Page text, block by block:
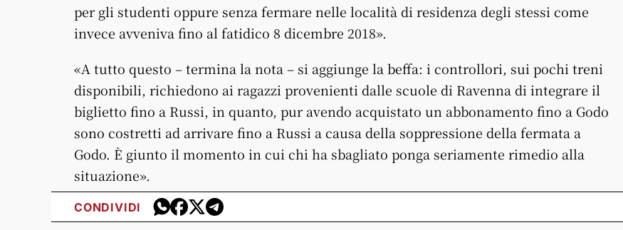
per gli studenti oppure senza fermare nelle località di residenza degli stessi come
invece avveniva fino al fatidico 8 dicembre 2018».
«A tutto questo – termina la nota – si aggiunge la beffa: i controllori, sui pochi treni
disponibili, richiedono ai ragazzi provenienti dalle scuole di Ravenna di integrare il
biglietto fino a Russi, in quanto, pur avendo acquistato un abbonamento fino a Godo
sono costretti ad arrivare fino a Russi a causa della soppressione della fermata a
Godo. È giunto il momento in cui chi ha sbagliato ponga seriamente rimedio alla
situazione».
CONDIVIDI